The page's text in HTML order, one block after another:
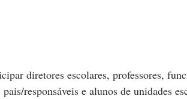
diretores escolares, professores,
responsáveis e alunos de unidades